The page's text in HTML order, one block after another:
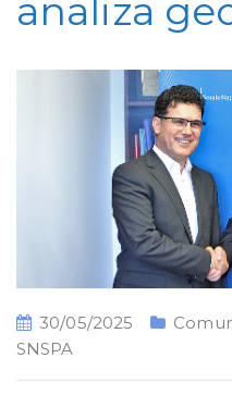
analiza
30/05/2025
SNSPA